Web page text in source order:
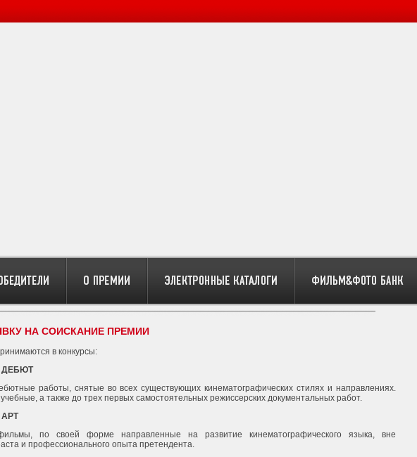
НА СОИСКАНИЕ ПРЕМИИ
в конкурсы:
ДЕБЮТ
работы, снятые во всех существующих кинематографических стилях и направлениях.
а также до трех первых самостоятельных режиссерских документальных работ.
АРТ
по своей форме направленные на развитие кинематографического языка, вне
и профессионального опыта претендента.